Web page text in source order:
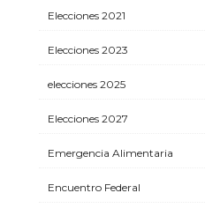
Elecciones 2021
Elecciones 2023
elecciones 2025
Elecciones 2027
Emergencia Alimentaria
Encuentro Federal